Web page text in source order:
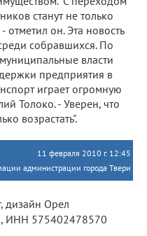
станут не только
отметил он. Эта новость
собравшихся. По
власти
предприятия в
играет огромную
Толоко. - Уверен, что
возрастать".
11 февраля 2010 г. 12:45
aдминистрации города Твери
ИНН 575402478570